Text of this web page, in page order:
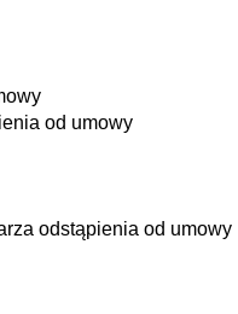
od umowy
odstąpienia od umowy